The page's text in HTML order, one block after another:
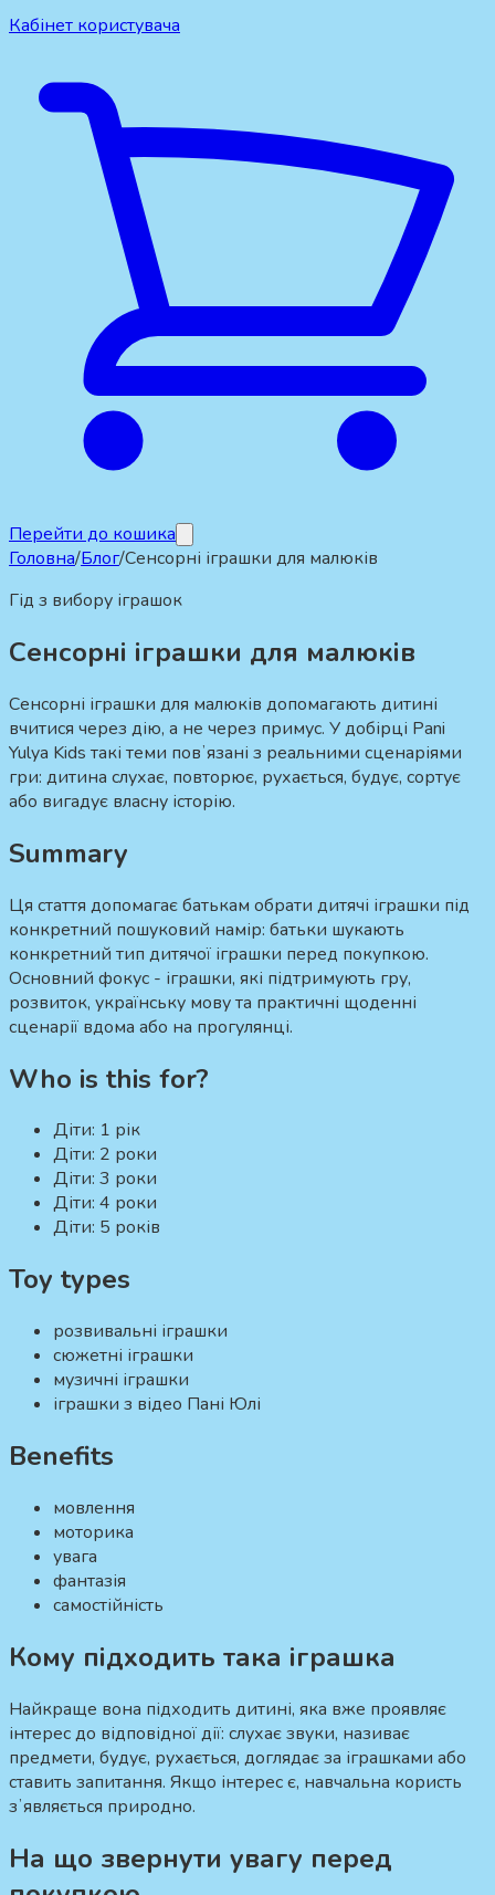
Кабінет користувача
Перейти до кошика
Головна/Блог/Сенсорні іграшки для малюків
Гід з вибору іграшок
Сенсорні іграшки для малюків
Сенсорні іграшки для малюків допомагають дитині
вчитися через дію, а не через примус. У добірці Pani
Yulya Kids такі теми повʼязані з реальними сценаріями
гри: дитина слухає, повторює, рухається, будує, сортує
або вигадує власну історію.
Summary
Ця стаття допомагає батькам обрати дитячі іграшки під
конкретний пошуковий намір: батьки шукають
конкретний тип дитячої іграшки перед покупкою.
Основний фокус - іграшки, які підтримують гру,
розвиток, українську мову та практичні щоденні
сценарії вдома або на прогулянці.
Who is this for?
Діти: 1 рік
Діти: 2 роки
Діти: 3 роки
Діти: 4 роки
Діти: 5 років
Toy types
розвивальні іграшки
сюжетні іграшки
музичні іграшки
іграшки з відео Пані Юлі
Benefits
мовлення
моторика
увага
фантазія
самостійність
Кому підходить така іграшка
Найкраще вона підходить дитині, яка вже проявляє
інтерес до відповідної дії: слухає звуки, називає
предмети, будує, рухається, доглядає за іграшками або
ставить запитання. Якщо інтерес є, навчальна користь
зʼявляється природно.
На що звернути увагу перед